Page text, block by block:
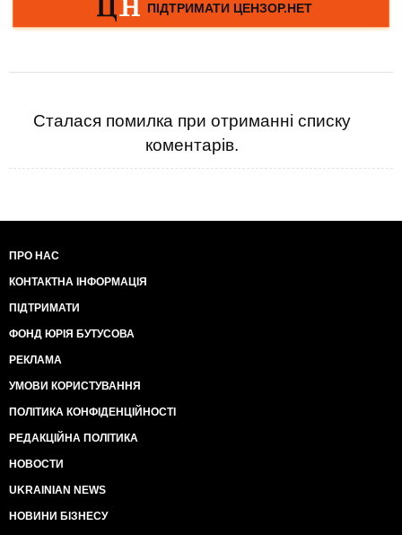
Сталася помилка при отриманні списку
коментарів.
ПРО НАС
КОНТАКТНА ІНФОРМАЦІЯ
ПІДТРИМАТИ
ФОНД ЮРІЯ БУТУСОВА
РЕКЛАМА
УМОВИ КОРИСТУВАННЯ
ПОЛІТИКА КОНФІДЕНЦІЙНОСТІ
РЕДАКЦІЙНА ПОЛІТИКА
НОВОСТИ
UKRAINIAN NEWS
НОВИНИ БІЗНЕСУ